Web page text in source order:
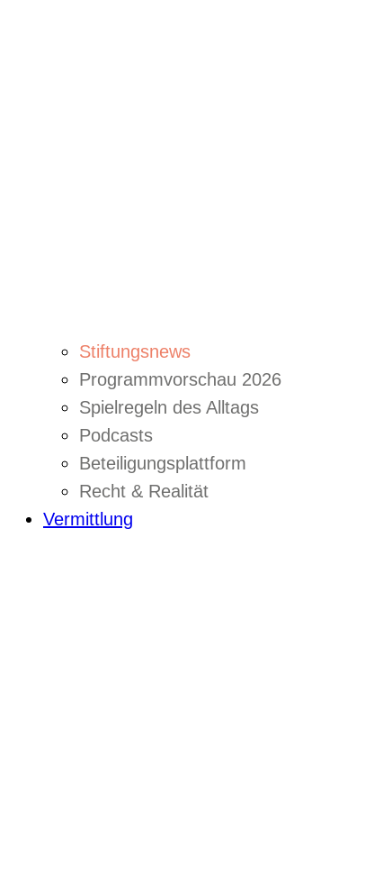
Stiftungsnews
Programmvorschau 2026
Spielregeln des Alltags
Podcasts
Beteiligungsplattform
Recht & Realität
Vermittlung